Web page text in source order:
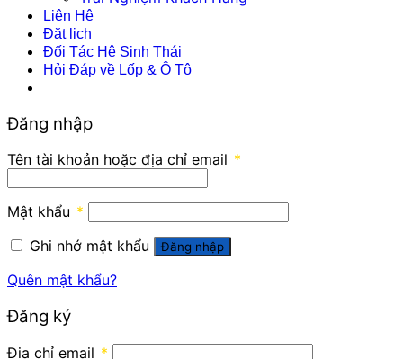
Liên Hệ
Đặt lịch
Đối Tác Hệ Sinh Thái
Hỏi Đáp về Lốp & Ô Tô
Đăng nhập
Tên tài khoản hoặc địa chỉ email *
Mật khẩu *
Ghi nhớ mật khẩu
Đăng nhập
Quên mật khẩu?
Đăng ký
Địa chỉ email *